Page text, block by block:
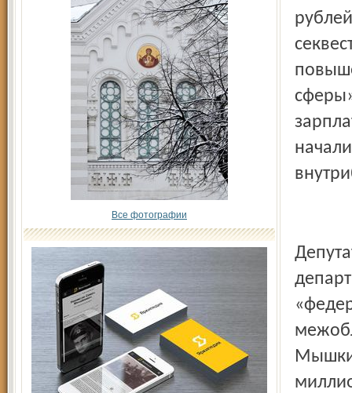
Все фотографии